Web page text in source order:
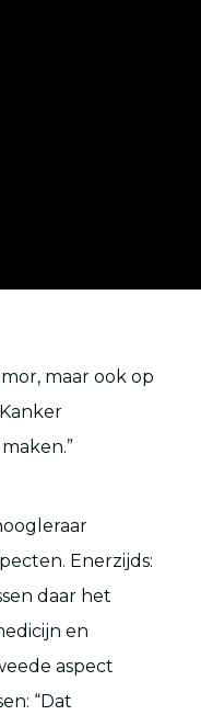
maar ook op
Enerzijds:
daar het
en
aspect
“Dat